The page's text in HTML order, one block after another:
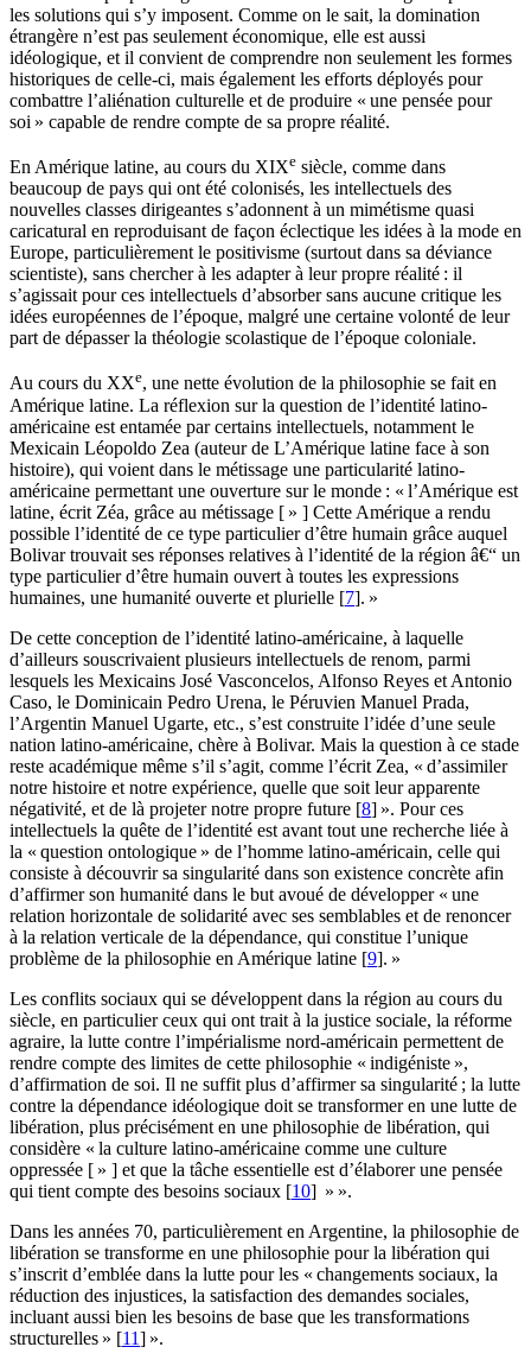
les solutions qui s’y imposent. Comme on le sait, la domination
étrangère n’est pas seulement économique, elle est aussi
idéologique, et il convient de comprendre non seulement les formes
historiques de celle-ci, mais également les efforts déployés pour
combattre l’aliénation culturelle et de produire « une pensée pour
soi » capable de rendre compte de sa propre réalité.
En Amérique latine, au cours du XIXe siècle, comme dans
beaucoup de pays qui ont été colonisés, les intellectuels des
nouvelles classes dirigeantes s’adonnent à un mimétisme quasi
caricatural en reproduisant de façon éclectique les idées à la mode en
Europe, particulièrement le positivisme (surtout dans sa déviance
scientiste), sans chercher à les adapter à leur propre réalité : il
s’agissait pour ces intellectuels d’absorber sans aucune critique les
idées européennes de l’époque, malgré une certaine volonté de leur
part de dépasser la théologie scolastique de l’époque coloniale.
Au cours du XXe, une nette évolution de la philosophie se fait en
Amérique latine. La réflexion sur la question de l’identité latino-
américaine est entamée par certains intellectuels, notamment le
Mexicain Léopoldo Zea (auteur de L’Amérique latine face à son
histoire), qui voient dans le métissage une particularité latino-
américaine permettant une ouverture sur le monde : « l’Amérique est
latine, écrit Zéa, grâce au métissage [ » ] Cette Amérique a rendu
possible l’identité de ce type particulier d’être humain grâce auquel
Bolivar trouvait ses réponses relatives à l’identité de la région â€“ un
type particulier d’être humain ouvert à toutes les expressions
humaines, une humanité ouverte et plurielle [7]. »
De cette conception de l’identité latino-américaine, à laquelle
d’ailleurs souscrivaient plusieurs intellectuels de renom, parmi
lesquels les Mexicains José Vasconcelos, Alfonso Reyes et Antonio
Caso, le Dominicain Pedro Urena, le Péruvien Manuel Prada,
l’Argentin Manuel Ugarte, etc., s’est construite l’idée d’une seule
nation latino-américaine, chère à Bolivar. Mais la question à ce stade
reste académique même s’il s’agit, comme l’écrit Zea, « d’assimiler
notre histoire et notre expérience, quelle que soit leur apparente
négativité, et de là projeter notre propre future [8] ». Pour ces
intellectuels la quête de l’identité est avant tout une recherche liée à
la « question ontologique » de l’homme latino-américain, celle qui
consiste à découvrir sa singularité dans son existence concrète afin
d’affirmer son humanité dans le but avoué de développer « une
relation horizontale de solidarité avec ses semblables et de renoncer
à la relation verticale de la dépendance, qui constitue l’unique
problème de la philosophie en Amérique latine [9]. »
Les conflits sociaux qui se développent dans la région au cours du
siècle, en particulier ceux qui ont trait à la justice sociale, la réforme
agraire, la lutte contre l’impérialisme nord-américain permettent de
rendre compte des limites de cette philosophie « indigéniste »,
d’affirmation de soi. Il ne suffit plus d’affirmer sa singularité ; la lutte
contre la dépendance idéologique doit se transformer en une lutte de
libération, plus précisément en une philosophie de libération, qui
considère « la culture latino-américaine comme une culture
oppressée [ » ] et que la tâche essentielle est d’élaborer une pensée
qui tient compte des besoins sociaux [10] » ».
Dans les années 70, particulièrement en Argentine, la philosophie de
libération se transforme en une philosophie pour la libération qui
s’inscrit d’emblée dans la lutte pour les « changements sociaux, la
réduction des injustices, la satisfaction des demandes sociales,
incluant aussi bien les besoins de base que les transformations
structurelles » [11] ».